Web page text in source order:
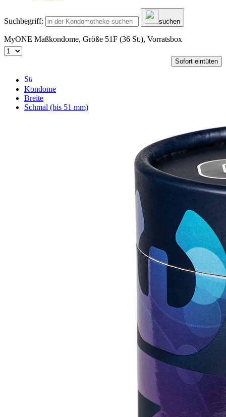
Suchbegriff: suchen
MyONE Maßkondome, Größe 51F (36 St.), Vorratsbox
Sofort eintüten
Kondome
Breite
Schmal (bis 51 mm)